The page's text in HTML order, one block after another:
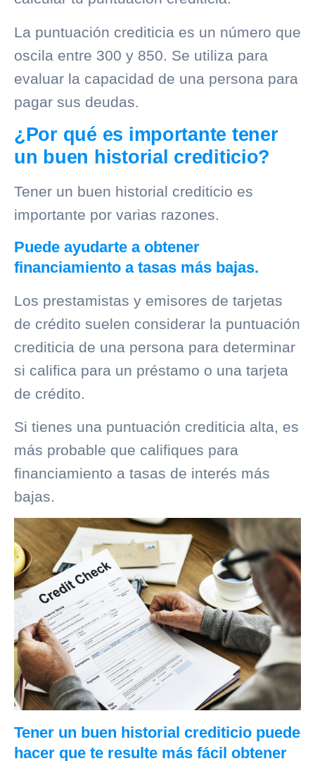
La puntuación crediticia es un número que
oscila entre 300 y 850. Se utiliza para
evaluar la capacidad de una persona para
pagar sus deudas.
¿Por qué es importante tener
un buen historial crediticio?
Tener un buen historial crediticio es
importante por varias razones.
Puede ayudarte a obtener
financiamiento a tasas más bajas.
Los prestamistas y emisores de tarjetas
de crédito suelen considerar la puntuación
crediticia de una persona para determinar
si califica para un préstamo o una tarjeta
de crédito.
Si tienes una puntuación crediticia alta, es
más probable que califiques para
financiamiento a tasas de interés más
bajas.
Tener un buen historial crediticio puede
hacer que te resulte más fácil obtener